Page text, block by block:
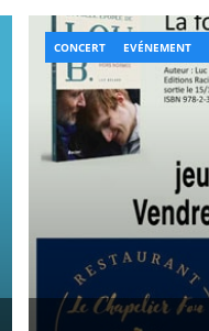
CONCERT EVÉNEMENT